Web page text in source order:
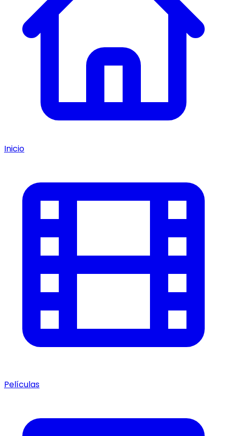
Inicio
Películas